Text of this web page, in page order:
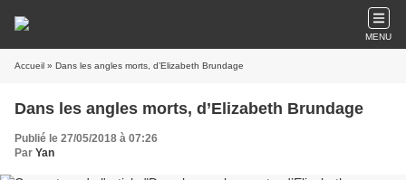
MENU
Accueil » Dans les angles morts, d’Elizabeth Brundage
Dans les angles morts, d’Elizabeth Brundage
Publié le 27/05/2018 à 07:26
Par Yan